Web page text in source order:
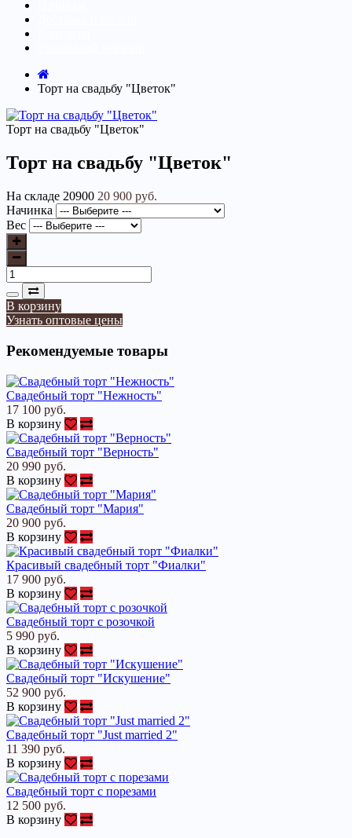
Торт на свадьбу "Цветок"
Торт на свадьбу "Цветок"
Торт на свадьбу "Цветок"
На складе 20900 20 900 руб.
Начинка
Вес
В корзину
Узнать оптовые цены
Рекомендуемые товары
Свадебный торт "Нежность"
17 100 руб.
В корзину
Свадебный торт "Верность"
20 990 руб.
В корзину
Свадебный торт "Мария"
20 900 руб.
В корзину
Красивый свадебный торт "Фиалки"
17 900 руб.
В корзину
Свадебный торт с розочкой
5 990 руб.
В корзину
Свадебный торт "Искушение"
52 900 руб.
В корзину
Свадебный торт "Just married 2"
11 390 руб.
В корзину
Свадебный торт с порезами
12 500 руб.
В корзину